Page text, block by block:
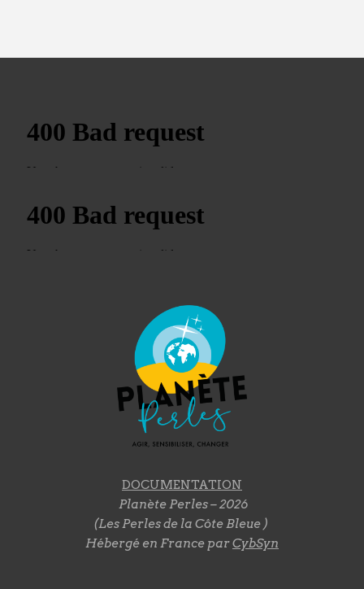
DOCUMENTATION
Planète Perles – 2026
(Les Perles de la Côte Bleue )
Hébergé en France parCybSyn